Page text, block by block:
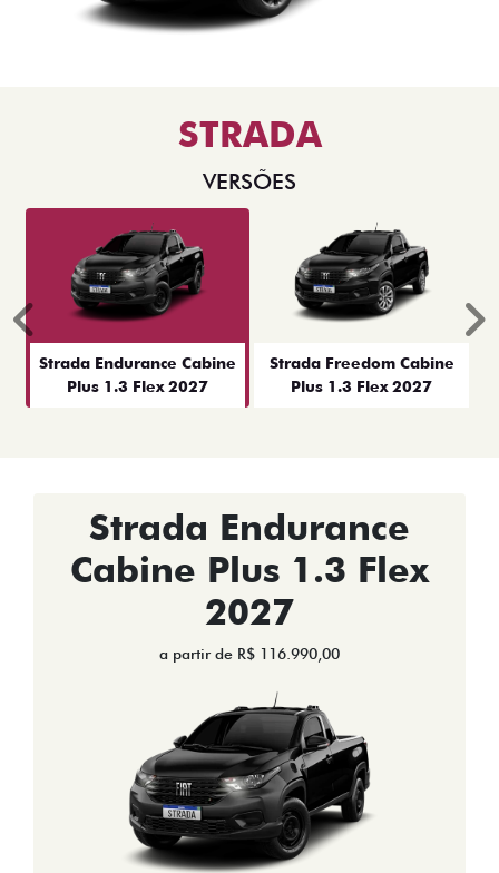
STRADA
VERSÕES
Strada Endurance Cabine
Plus 1.3 Flex 2027
Strada Freedom Cabine
Plus 1.3 Flex 2027
Anterior
Strada Endurance
Cabine Plus 1.3 Flex
2027
a partir de R$ 116.990,00